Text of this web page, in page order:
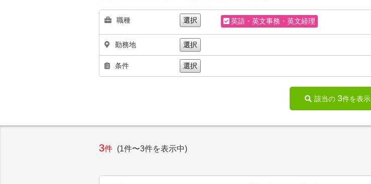
職種 選択 英語・英文事務・英文経理
勤務地 選択
条件 選択
該当の 3件を表示
3件 (1件〜3件を表示中)